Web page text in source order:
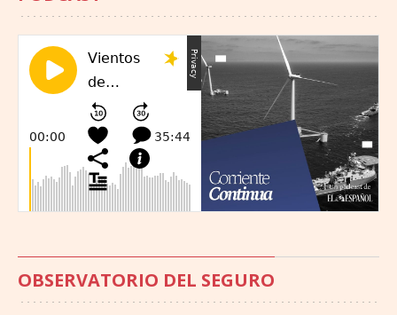
OBSERVATORIO DEL SEGURO